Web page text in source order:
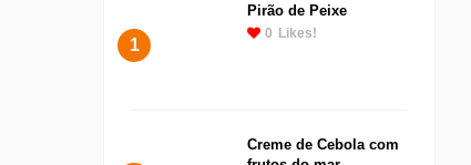
1
Pirão de Peixe
0 Likes!
Creme de Cebola com